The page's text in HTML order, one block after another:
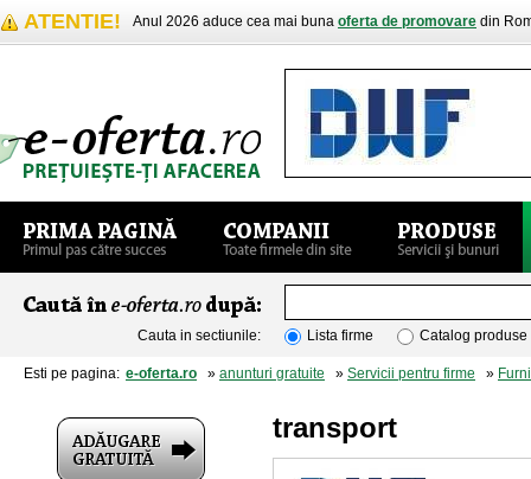
ATENTIE! Anul 2026 aduce cea mai buna oferta de promovare din
Cauta in sectiunile: Lista firme Catalog produse
Esti pe pagina: e-oferta.ro » anunturi gratuite » Servicii pentru firme »
transport